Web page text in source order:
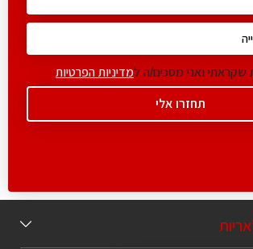
שקראתי ואני מסכים/ה למדיניות הפרטיות